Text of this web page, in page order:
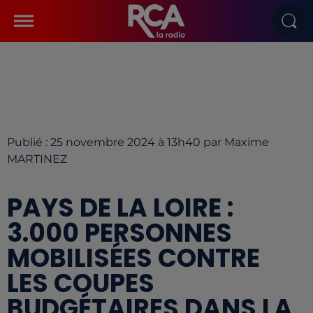
Publié : 25 novembre 2024 à 13h40 par Maxime
MARTINEZ
PAYS DE LA LOIRE :
3.000 PERSONNES
MOBILISÉES CONTRE
LES COUPES